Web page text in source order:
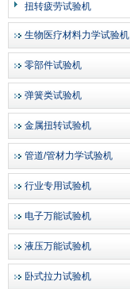
扭转疲劳试验机
生物医疗材料力学试验机
零部件试验机
弹簧类试验机
金属扭转试验机
管道/管材力学试验机
行业专用试验机
电子万能试验机
液压万能试验机
卧式拉力试验机